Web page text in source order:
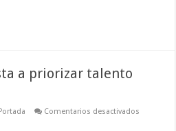
a priorizar talento
Comentarios desactivados